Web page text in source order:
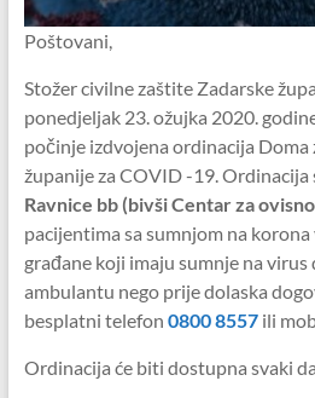
Poštovani,
Stožer civilne zaštite Zadarske
ponedjeljak 23. ožujka 2020.
počinje izdvojena ordinacija Doma
županije za COVID -19. Ordinacija
Ravnice bb (bivši Centar za
pacijentima sa sumnjom na
građane koji imaju sumnje na virus
ambulantu nego prije dolaska
besplatni telefon 0800 8557ili
Ordinacija će biti dostupna svaki